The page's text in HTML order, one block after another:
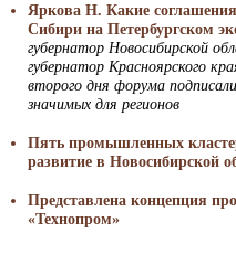
Яркова Н. Какие
Сибири на Петербургском
губернатор Новосибирской
губернатор Красноярского
второго дня форума
значимых для регионов
Пять промышленных
развитие в Новосибирской
Представлена концепция
«Технопром»